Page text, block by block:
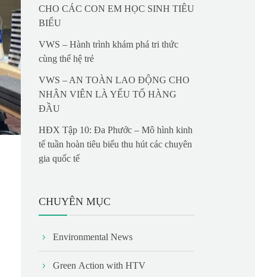
CHO CÁC CON EM HỌC SINH TIÊU
BIỂU
VWS – Hành trình khám phá tri thức
cùng thế hệ trẻ
VWS – AN TOÀN LAO ĐỘNG CHO
NHÂN VIÊN LÀ YẾU TỐ HÀNG
ĐẦU
HĐX Tập 10: Đa Phước – Mô hình kinh
tế tuần hoàn tiêu biểu thu hút các chuyên
gia quốc tế
CHUYÊN MỤC
Environmental News
Green Action with HTV